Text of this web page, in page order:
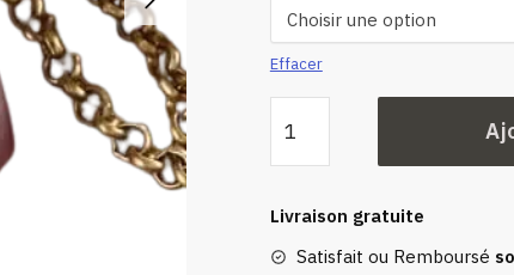
Effacer
de
Montre
Luxe
Bois
Livraison gratuite
Satisfait ou Remboursé